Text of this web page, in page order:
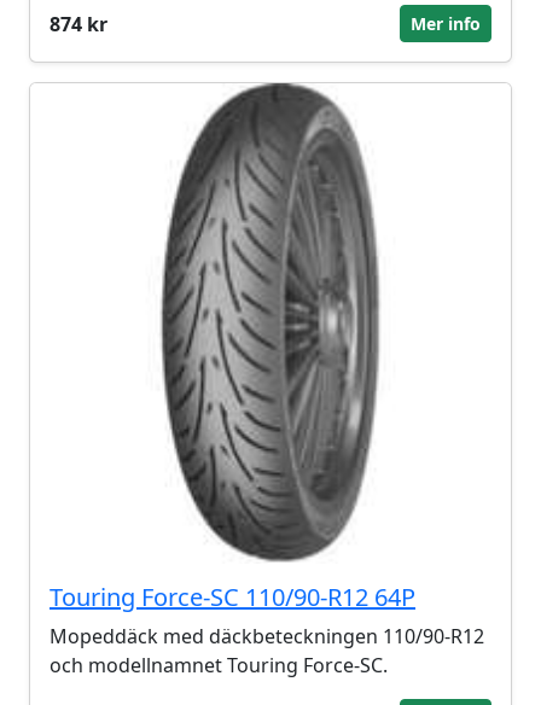
874 kr
Mer info
Touring Force-SC 110/90-R12 64P
Mopeddäck med däckbeteckningen 110/90-R12
och modellnamnet Touring Force-SC.